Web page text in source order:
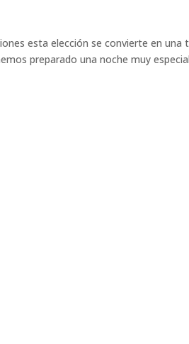
esta elección se convierte en una
preparado una noche muy